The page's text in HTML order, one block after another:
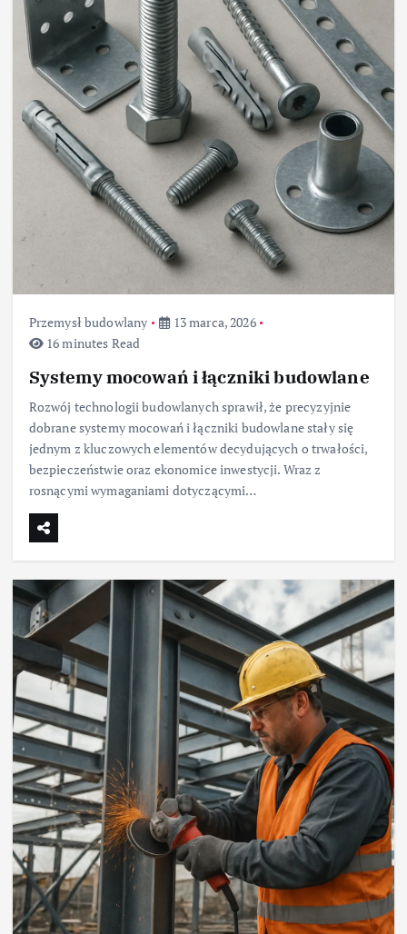
Przemysł budowlany
13 marca, 2026
16 minutes Read
Systemy mocowań i łączniki budowlane
Rozwój technologii budowlanych sprawił, że precyzyjnie
dobrane systemy mocowań i łączniki budowlane stały się
jednym z kluczowych elementów decydujących o trwałości,
bezpieczeństwie oraz ekonomice inwestycji. Wraz z
rosnącymi wymaganiami dotyczącymi…